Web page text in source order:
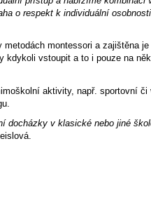
o respekt k individuální
montessori a zajištěna
vstoupit a to i pouze na
aktivity, např. sportovní
docházky v klasické nebo jiné